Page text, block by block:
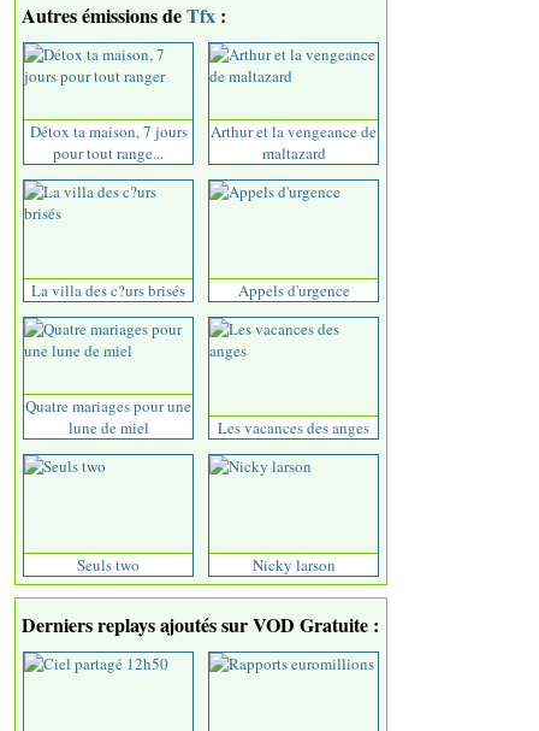
Autres émissions deTfx :
Détox ta maison, 7 jours
pour tout range...
Arthur et la vengeance de
maltazard
La villa des c?urs brisés Appels d'urgence
Quatre mariages pour une
lune de miel
Les vacances des anges
Seuls two Nicky larson
Derniers replays ajoutés sur VOD Gratuite :